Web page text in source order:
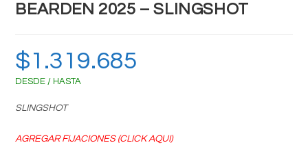
BEARDEN 2025 – SLINGSHOT
$1.319.685
DESDE / HASTA
SLINGSHOT
AGREGAR FIJACIONES (CLICK AQUI)